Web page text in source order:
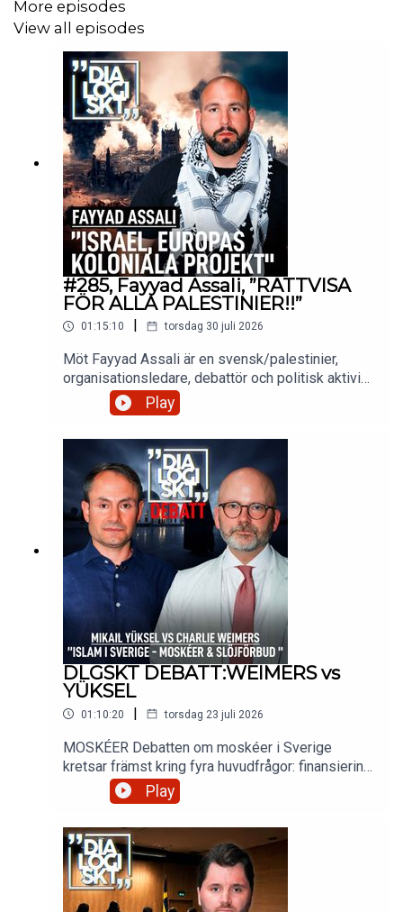
More episodes
View all episodes
#285, Fayyad Assali, ”RÄTTVISA
FÖR ALLA PALESTINIER!!”
01:15:10 torsdag 30 juli 2026
Möt Fayyad Assali är en svensk/palestinier,
organisationsledare, debattör och politisk aktivist.
Rättvisa för alla, RFA, bildades i början av oktober
2023 efter ett möte på Mångkulturellt centrum i
Fittja. Organisationen har vuxit till att bli en
tongivande röst inom den svenska
Palestinarörelsen.Fayyad Assali har i media och
på ledarsidor kritiserats för sin hårda retorik och
sina uttalanden om Israel och Hamas. Själv menar
han att rörelsen utsätts för demonisering och
repression.
Play
DLGSKT DEBATT:WEIMERS vs
YÜKSEL
01:10:20 | torsdag 23 juli 2026
MOSKÉER Debatten om moskéer i Sverige
kretsar främst kring fyra huvudfrågor: finansiering
från utlandet, säkerhet och radikalisering, bygglov
och stadsbild, samt islamofobi och
är en intensivt polariserad fråga som ofta handlar
om avvägningen mellan religionsfrihetoch
kvinnoförtryck/jämställdhet. Frågan har lyfts i
riksdagen och debatteras flitigt, inte minst efter
Play